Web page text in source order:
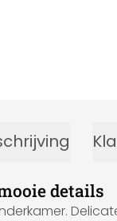
details